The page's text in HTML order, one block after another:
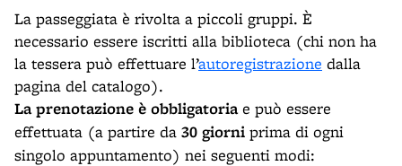
La passeggiata è rivolta a piccoli gruppi. È
necessario essere iscritti alla biblioteca (chi non ha
la tessera può effettuare l’autoregistrazione dalla
pagina del catalogo).
La prenotazione è obbligatoriae può essere
effettuata (a partire da 30 giorni prima di ogni
singolo appuntamento) nei seguenti modi: